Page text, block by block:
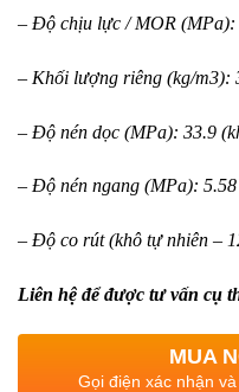
– Độ chịu lực / MOR (MPa):
– Khối lượng riêng (kg/m3):
– Độ nén dọc (MPa): 33.9
– Độ nén ngang (MPa):
– Độ co rút (khô tự nhiên –
Liên hệ để được tư vấn cụ
MUA
Gọi điện xác nhận